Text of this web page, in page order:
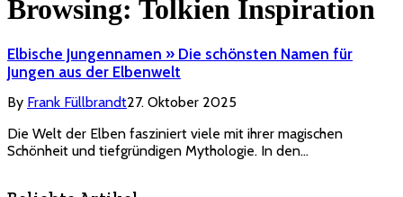
Browsing: Tolkien Inspiration
Elbische Jungennamen » Die schönsten Namen für
Jungen aus der Elbenwelt
By Frank Füllbrandt27. Oktober 2025
Die Welt der Elben fasziniert viele mit ihrer magischen
Schönheit und tiefgründigen Mythologie. In den…